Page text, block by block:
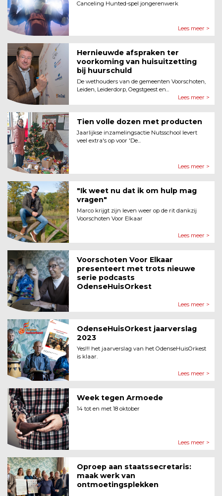
Canceling Hunted-spel jongerenwerk
Lees meer >
Hernieuwde afspraken ter
voorkoming van huisuitzetting
bij huurschuld
De wethouders van de gemeenten Voorschoten,
Leiden, Leiderdorp, Oegstgeest en...
Lees meer >
Tien volle dozen met producten
Jaarlijkse inzamelingsactie Nutsschool levert
veel extra's op voor 'De...
Lees meer >
"Ik weet nu dat ik om hulp mag
vragen"
Marco krijgt zijn leven weer op de rit dankzij
Voorschoten Voor Elkaar
Lees meer >
Voorschoten Voor Elkaar
presenteert met trots nieuwe
serie podcasts
OdenseHuisOrkest
Lees meer >
OdenseHuisOrkest jaarverslag
2023
Yes!!! het jaarverslag van het OdenseHuisOrkest
is klaar.
Lees meer >
Week tegen Armoede
14 tot en met 18 oktober
Lees meer >
Oproep aan staatssecretaris:
maak werk van
ontmoetingsplekken